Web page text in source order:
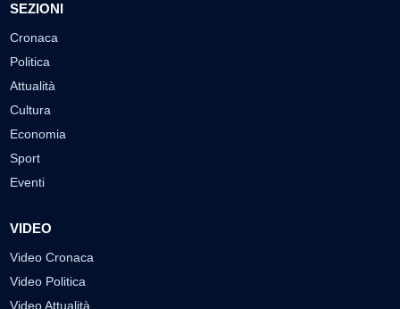
SEZIONI
Cronaca
Politica
Attualità
Cultura
Economia
Sport
Eventi
VIDEO
Video Cronaca
Video Politica
Video Attualità